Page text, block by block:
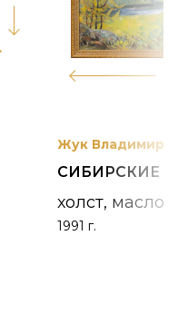
Жук Владимир
СИБИРСКИЕ
холст, масло
1991 г.